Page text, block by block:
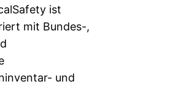
ist
mit Bundes-,
und